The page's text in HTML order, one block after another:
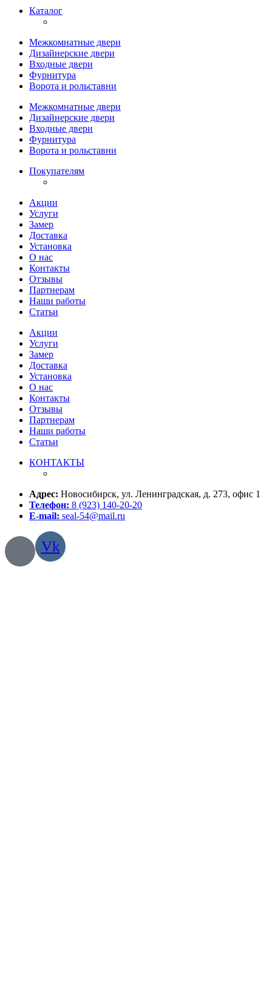
Каталог
Межкомнатные двери
Дизайнерские двери
Входные двери
Фурнитура
Ворота и рольставни
Межкомнатные двери
Дизайнерские двери
Входные двери
Фурнитура
Ворота и рольставни
Покупателям
Акции
Услуги
Замер
Доставка
Установка
О нас
Контакты
Отзывы
Партнерам
Наши работы
Статьи
Акции
Услуги
Замер
Доставка
Установка
О нас
Контакты
Отзывы
Партнерам
Наши работы
Статьи
КОНТАКТЫ
Адрес: Новосибирск, ул. Ленинградская, д. 273, офис 1
Телефон: 8 (923) 140-20-20
E-mail: seal-54@mail.ru
Vk